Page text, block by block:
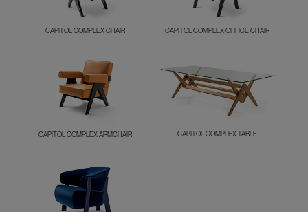
CAPITOL COMPLEX CHAIR CAPITOL COMPLEX OFFICE CHAIR
CAPITOL COMPLEX ARMCHAIR CAPITOL COMPLEX TABLE